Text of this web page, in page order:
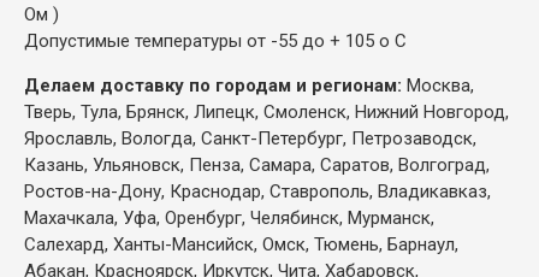
Ом )
Допустимые температуры от -55 до + 105 о С
Делаем доставку по городам и регионам: Москва,
Тверь, Тула, Брянск, Липецк, Смоленск, Нижний Новгород,
Ярославль, Вологда, Санкт-Петербург, Петрозаводск,
Казань, Ульяновск, Пенза, Самара, Саратов, Волгоград,
Ростов-на-Дону, Краснодар, Ставрополь, Владикавказ,
Махачкала, Уфа, Оренбург, Челябинск, Мурманск,
Салехард, Ханты-Мансийск, Омск, Тюмень, Барнаул,
Абакан, Красноярск, Иркутск, Чита, Хабаровск,